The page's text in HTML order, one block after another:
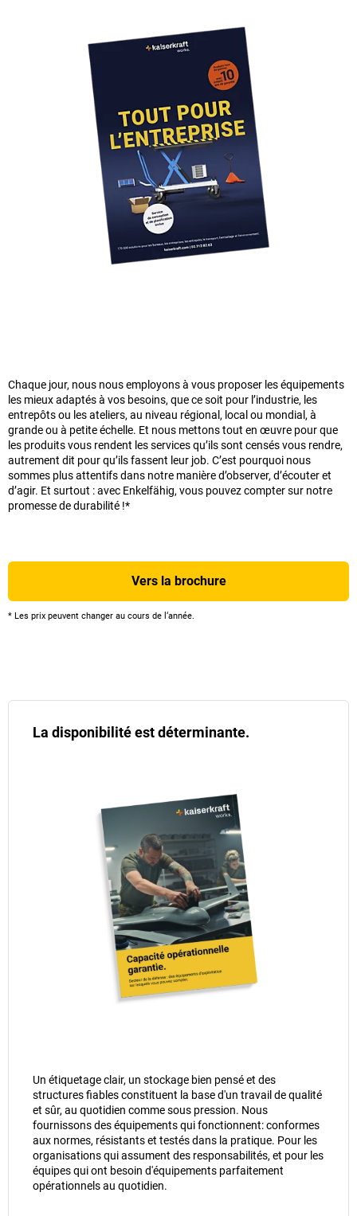
Chaque jour, nous nous employons à vous proposer les équipements
les mieux adaptés à vos besoins, que ce soit pour l’industrie, les
entrepôts ou les ateliers, au niveau régional, local ou mondial, à
grande ou à petite échelle. Et nous mettons tout en œuvre pour que
les produits vous rendent les services qu’ils sont censés vous rendre,
autrement dit pour qu’ils fassent leur job. C’est pourquoi nous
sommes plus attentifs dans notre manière d’observer, d’écouter et
d’agir. Et surtout : avec Enkelfähig, vous pouvez compter sur notre
promesse de durabilité !*
Vers la brochure
* Les prix peuvent changer au cours de l‘année.
La disponibilité est déterminante.
Un étiquetage clair, un stockage bien pensé et des
structures fiables constituent la base d'un travail de qualité
et sûr, au quotidien comme sous pression. Nous
fournissons des équipements qui fonctionnent: conformes
aux normes, résistants et testés dans la pratique. Pour les
organisations qui assument des responsabilités, et pour les
équipes qui ont besoin d'équipements parfaitement
opérationnels au quotidien.